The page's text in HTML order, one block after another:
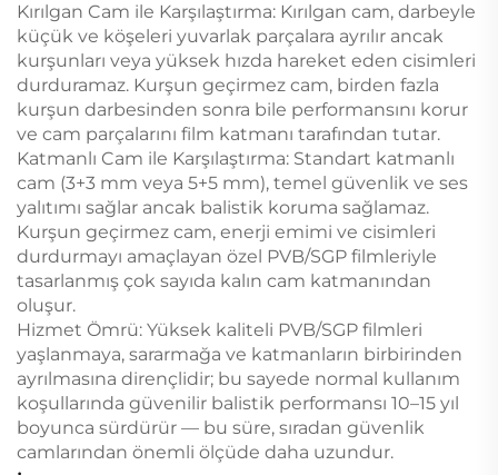
Kırılgan Cam ile Karşılaştırma: Kırılgan cam, darbeyle
küçük ve köşeleri yuvarlak parçalara ayrılır ancak
kurşunları veya yüksek hızda hareket eden cisimleri
durduramaz. Kurşun geçirmez cam, birden fazla
kurşun darbesinden sonra bile performansını korur
ve cam parçalarını film katmanı tarafından tutar.
Katmanlı Cam ile Karşılaştırma: Standart katmanlı
cam (3+3 mm veya 5+5 mm), temel güvenlik ve ses
yalıtımı sağlar ancak balistik koruma sağlamaz.
Kurşun geçirmez cam, enerji emimi ve cisimleri
durdurmayı amaçlayan özel PVB/SGP filmleriyle
tasarlanmış çok sayıda kalın cam katmanından
oluşur.
Hizmet Ömrü: Yüksek kaliteli PVB/SGP filmleri
yaşlanmaya, sararmağa ve katmanların birbirinden
ayrılmasına dirençlidir; bu sayede normal kullanım
koşullarında güvenilir balistik performansı 10–15 yıl
boyunca sürdürür — bu süre, sıradan güvenlik
camlarından önemli ölçüde daha uzundur.